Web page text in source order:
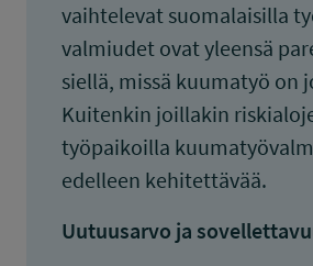
vaihtelevat suomalaisilla
valmiudet ovat yleensä
siellä, missä kuumatyö on
Kuitenkin joillakin
työpaikoilla
edelleen kehitettävää.
Uutuusarvo ja